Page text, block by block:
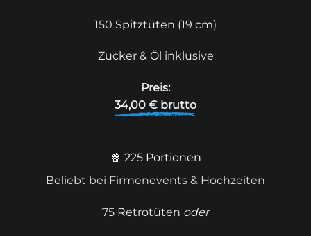
150 Spitztüten (19 cm)
Zucker & Öl inklusive
Preis:
34,00 € brutto
🍿 225 Portionen
Beliebt bei Firmenevents & Hochzeiten
75 Retrotüten oder